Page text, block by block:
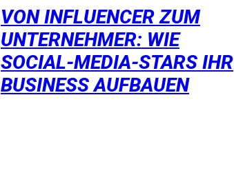
VON INFLUENCER ZUM
UNTERNEHMER: WIE
SOCIAL-MEDIA-STARS IHR
BUSINESS AUFBAUEN